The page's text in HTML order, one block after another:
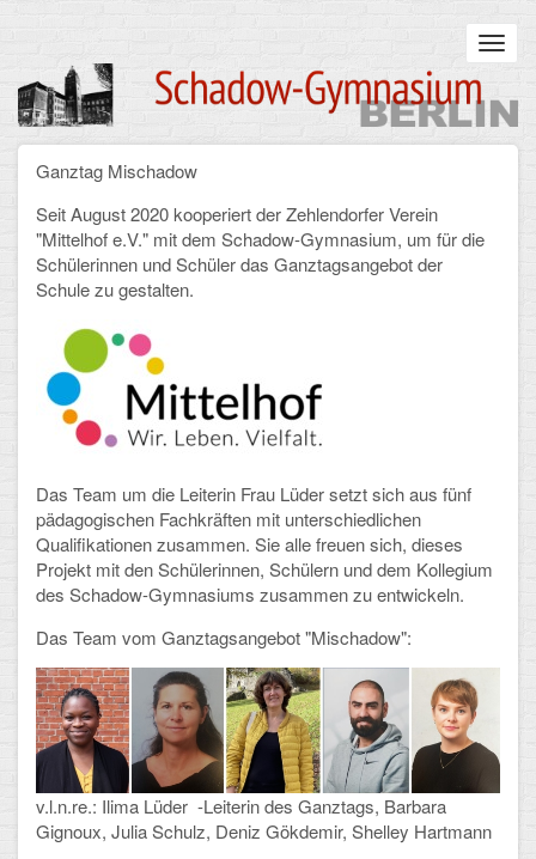
content
Main
navigation
STARTSEITE
UNSERE SCHULE
Infos zum Schulalltag
Was uns wichtig ist
Campus
Sanierung
Historisches
Schulalbum
SCHULLEBEN
Kollegium
Schulleitung
Schülervertretung
Gesamtelternvertretung
Ganztag Mischadow
Seit August 2020 kooperiert der Zehlendorfer Verein
"Mittelhof e.V." mit dem Schadow-Gymnasium, um für die
Schülerinnen und Schüler das Ganztagsangebot der
Schule zu gestalten.
Das Team um die Leiterin Frau Lüder setzt sich aus fünf
pädagogischen Fachkräften mit unterschiedlichen
Qualifikationen zusammen. Sie alle freuen sich, dieses
Projekt mit den Schülerinnen, Schülern und dem Kollegium
des Schadow-Gymnasiums zusammen zu entwickeln.
Das Team vom Ganztagsangebot "Mischadow":
v.l.n.re.: Ilima Lüder -Leiterin des Ganztags, Barbara
Gignoux, Julia Schulz, Deniz Gökdemir, Shelley Hartmann